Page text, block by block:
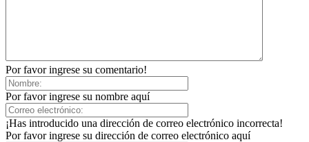
Por favor ingrese su comentario!
Por favor ingrese su nombre aquí
¡Has introducido una dirección de correo electrónico incorrecta!
Por favor ingrese su dirección de correo electrónico aquí